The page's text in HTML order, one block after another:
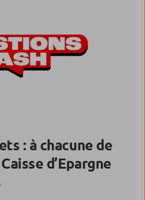
: à chacune de
d’Epargne